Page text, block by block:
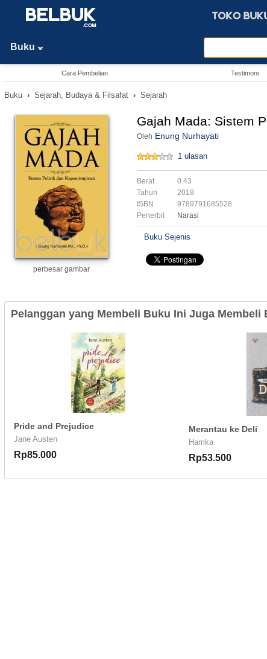
Buku
Cara Pembelian Testimoni
Buku › Sejarah, Budaya & Filsafat › Sejarah
perbesar gambar
Gajah Mada: Sistem
Oleh Enung Nurhayati
1 ulasan
Berat
0.43
Tahun
2018
ISBN
9789791685528
Penerbit
Narasi
Buku Sejenis
Pelanggan yang Membeli Buku Ini Juga Membeli
Pride and Prejudice
Jane Austen
Rp85.000
Merantau ke Deli
Hamka
Rp53.500